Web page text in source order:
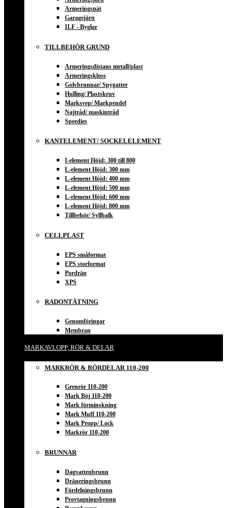
Armeringsnät
Garagejärn
ILF - Byglar
TILLBEHÖR GRUND
Armeringsdistans metall/plast
Armeringskloss
Golvbrunnar/ Spygatter
Hulling/ Plastskruv
Marksvep/ Markpendel
Najtråd/ maskintråd
Speedies
KANTELEMENT/ SOCKELELEMENT
I-element Höjd: 300 till 800
L-element Höjd: 300 mm
L-element Höjd: 400 mm
L-element Höjd: 500 mm
L-element Höjd: 600 mm
L-element Höjd: 800 mm
Tillbehör/ Syllbalk
CELLPLAST
EPS småformat
EPS storformat
Pordrän
XPS
RADONTÄTNING
Genomföringar
Membran
MARKAVLOPP, RÖR & DELAR
MARKRÖR & RÖRDELAR 110-200
Grenrör 110-200
Mark Böj 110-200
Mark förminskning
Mark Muff 110-200
Mark Propp/ Lock
Markrör 110-200
BRUNNAR
Dagvattenbrunn
Dräneringsbrunn
Fördelningsbrunn
Provtagningsbrunn